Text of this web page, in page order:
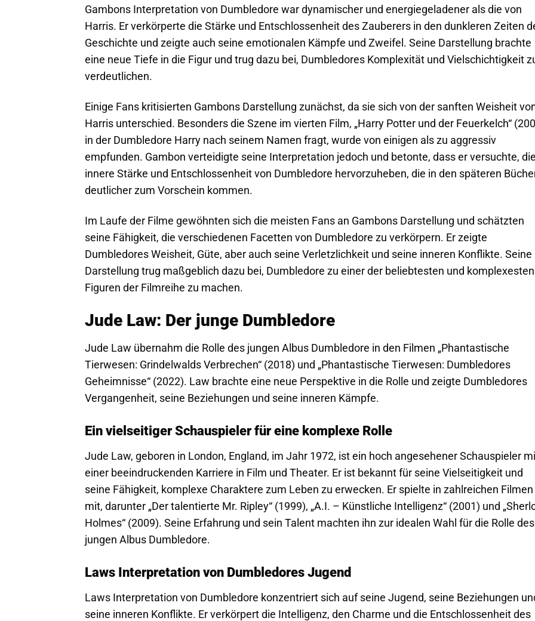
Gambons Interpretation von Dumbledore war dynamischer und energiegeladener als die von
Harris. Er verkörperte die Stärke und Entschlossenheit des Zauberers in den dunkleren Zeiten
Geschichte und zeigte auch seine emotionalen Kämpfe und Zweifel. Seine Darstellung brachte
eine neue Tiefe in die Figur und trug dazu bei, Dumbledores Komplexität und Vielschichtigkeit
verdeutlichen.
Einige Fans kritisierten Gambons Darstellung zunächst, da sie sich von der sanften Weisheit
Harris unterschied. Besonders die Szene im vierten Film, „Harry Potter und der Feuerkelch“
in der Dumbledore Harry nach seinem Namen fragt, wurde von einigen als zu aggressiv
empfunden. Gambon verteidigte seine Interpretation jedoch und betonte, dass er versuchte, die
innere Stärke und Entschlossenheit von Dumbledore hervorzuheben, die in den späteren
deutlicher zum Vorschein kommen.
Im Laufe der Filme gewöhnten sich die meisten Fans an Gambons Darstellung und schätzten
seine Fähigkeit, die verschiedenen Facetten von Dumbledore zu verkörpern. Er zeigte
Dumbledores Weisheit, Güte, aber auch seine Verletzlichkeit und seine inneren Konflikte. Seine
Darstellung trug maßgeblich dazu bei, Dumbledore zu einer der beliebtesten und komplexesten
Figuren der Filmreihe zu machen.
Jude Law: Der junge Dumbledore
Jude Law übernahm die Rolle des jungen Albus Dumbledore in den Filmen „Phantastische
Tierwesen: Grindelwalds Verbrechen“ (2018) und „Phantastische Tierwesen: Dumbledores
Geheimnisse“ (2022). Law brachte eine neue Perspektive in die Rolle und zeigte Dumbledores
Vergangenheit, seine Beziehungen und seine inneren Kämpfe.
Ein vielseitiger Schauspieler für eine komplexe Rolle
Jude Law, geboren in London, England, im Jahr 1972, ist ein hoch angesehener Schauspieler
einer beeindruckenden Karriere in Film und Theater. Er ist bekannt für seine Vielseitigkeit und
seine Fähigkeit, komplexe Charaktere zum Leben zu erwecken. Er spielte in zahlreichen Filmen
mit, darunter „Der talentierte Mr. Ripley“ (1999), „A.I. – Künstliche Intelligenz“ (2001) und
Holmes“ (2009). Seine Erfahrung und sein Talent machten ihn zur idealen Wahl für die Rolle des
jungen Albus Dumbledore.
Laws Interpretation von Dumbledores Jugend
Laws Interpretation von Dumbledore konzentriert sich auf seine Jugend, seine Beziehungen
seine inneren Konflikte. Er verkörpert die Intelligenz, den Charme und die Entschlossenheit des